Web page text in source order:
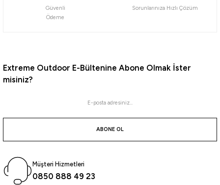
Ash Fade
Cream Fade
1.899,05₺
1.999,00₺
Güvenli
Ödeme
Sorunlarınıza Hızlı Çözüm
Extreme Outdoor E-Bültenine Abone Olmak İster
misiniz?
ABONE OL
Müşteri Hizmetleri
0850 888 49 23